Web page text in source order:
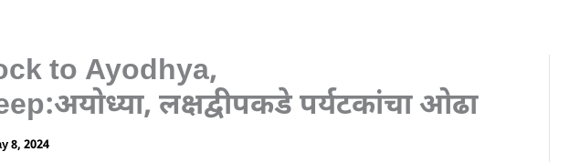
to Ayodhya,
लक्षद्वीपकडे पर्यटकांचा ओढा
8, 2024